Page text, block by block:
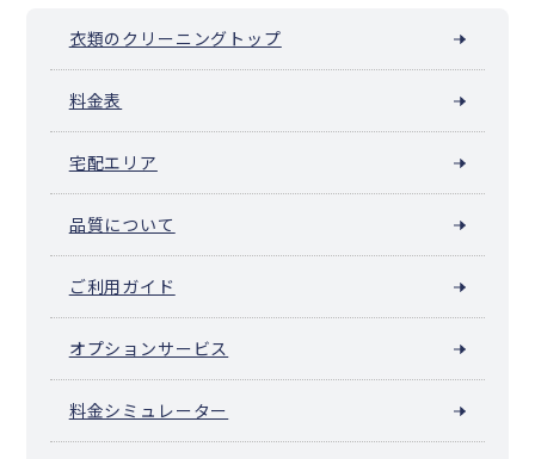
衣類のクリーニングトップ
料金表
宅配エリア
品質について
ご利用ガイド
オプションサービス
料金シミュレーター